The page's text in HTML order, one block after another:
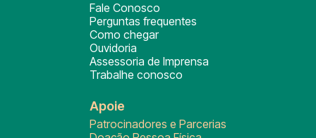
Fale Conosco
Perguntas frequentes
Como chegar
Ouvidoria
Assessoria de Imprensa
Trabalhe conosco
Apoie
Patrocinadores e Parcerias